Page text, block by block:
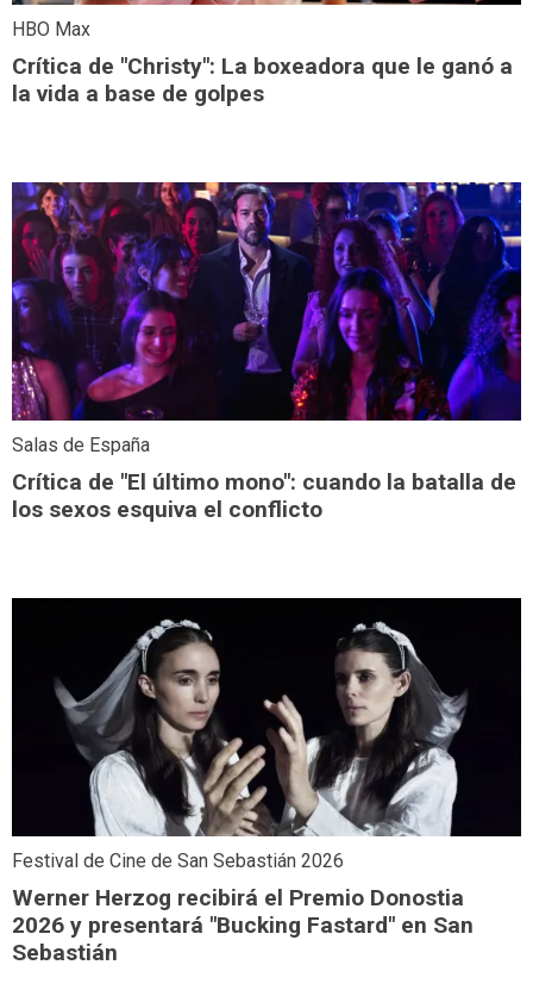
HBO Max
Crítica de "Christy": La boxeadora que le ganó a
la vida a base de golpes
Salas de España
Crítica de "El último mono": cuando la batalla de
los sexos esquiva el conflicto
Festival de Cine de San Sebastián 2026
Werner Herzog recibirá el Premio Donostia
2026 y presentará "Bucking Fastard" en San
Sebastián